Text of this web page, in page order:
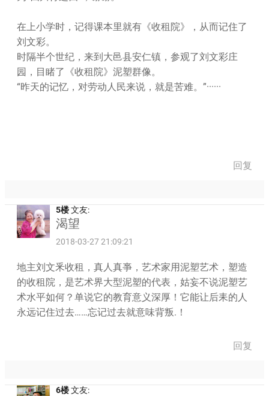
在上小学时，记得课本里就有《收租院》，从而记住了
刘文彩。
时隔半个世纪，来到大邑县安仁镇，参观了刘文彩庄
园，目睹了《收租院》泥塑群像。
“昨天的记忆，对劳动人民来说，就是苦难。”······
回复
5楼文友:
渴望
2018-03-27 21:09:21
地主刘文釆收租，真人真亊，艺术家用泥塑艺术，塑造
的收租院，是艺术界大型泥塑的代表，姑妄不说泥塑艺
术水平如何？单说它的教育意义深厚！它能让后耒的人
永远记住过去……忘记过去就意味背叛.！
回复
6楼文友: